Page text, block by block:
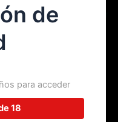
Estamos
increíble,
de
para acceder
18